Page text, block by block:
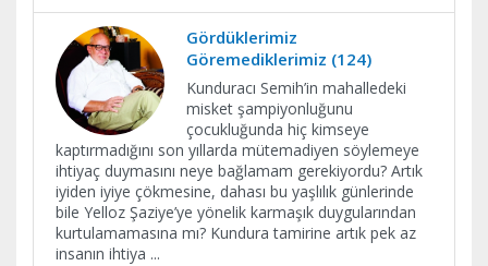
Gördüklerimiz
Göremediklerimiz (124)
Kunduracı Semih’in mahalledeki
misket şampiyonluğunu
çocukluğunda hiç kimseye
kaptırmadığını son yıllarda mütemadiyen söylemeye
ihtiyaç duymasını neye bağlamam gerekiyordu? Artık
iyiden iyiye çökmesine, dahası bu yaşlılık günlerinde
bile Yelloz Şaziye’ye yönelik karmaşık duygularından
kurtulamamasına mı? Kundura tamirine artık pek az
insanın ihtiya ...